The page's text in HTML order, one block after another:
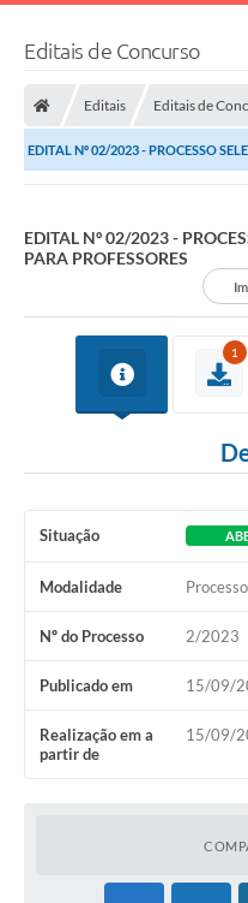
Editais de Concurso
Editais Editais de
EDITAL Nº 02/2023 - PROCESSO
EDITAL Nº 02/2023 -
PARA PROFESSORES
1
Situação
Modalidade
Nº do Processo 2/2023
Publicado em 15/09/
Realização em a
partir de
15/09/